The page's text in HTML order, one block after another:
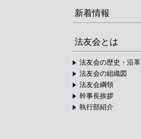
新着情報
法友会とは
法友会の歴史・沿革
法友会の組織図
法友会綱領
幹事長挨拶
執行部紹介